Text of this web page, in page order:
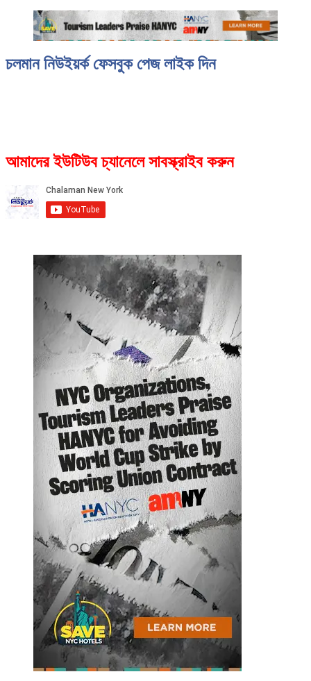
চলমান নিউইয়র্ক ফেসবুক পেজ লাইক দিন
আমাদের ইউটিউব চ্যানেলে সাবস্ক্রাইব করুন